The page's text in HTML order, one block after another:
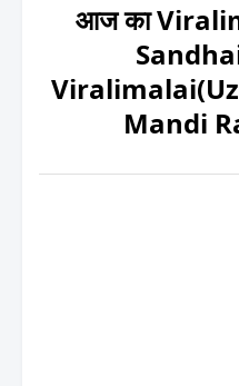
आज का
Sandhai
Mandi